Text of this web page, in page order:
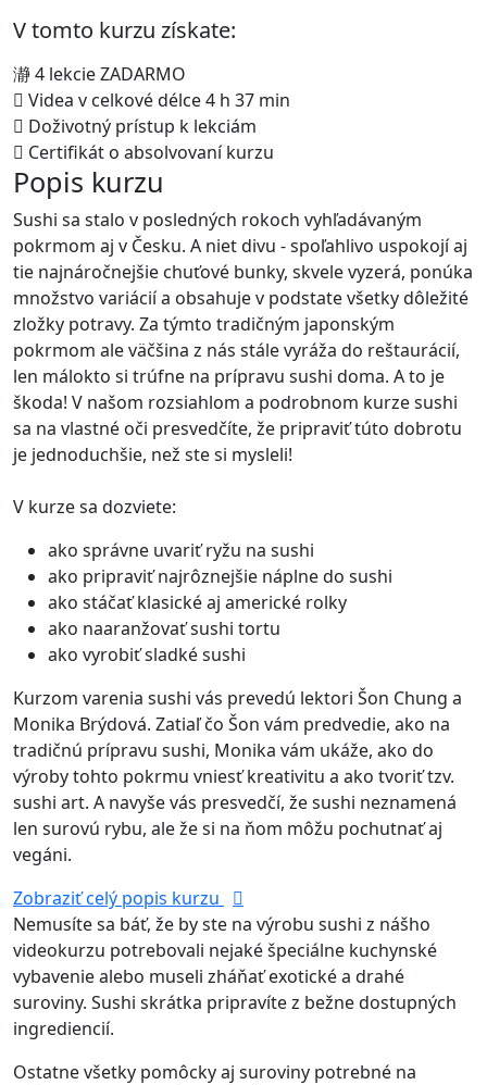
V tomto kurzu získate:
4 lekcie ZADARMO
Videa v celkové délce 4 h 37 min
Doživotný prístup k lekciám
Certifikát o absolvovaní kurzu
Popis kurzu
Sushi sa stalo v posledných rokoch vyhľadávaným
pokrmom aj v Česku. A niet divu - spoľahlivo uspokojí aj
tie najnáročnejšie chuťové bunky, skvele vyzerá, ponúka
množstvo variácií a obsahuje v podstate všetky dôležité
zložky potravy. Za týmto tradičným japonským
pokrmom ale väčšina z nás stále vyráža do reštaurácií,
len málokto si trúfne na prípravu sushi doma. A to je
škoda! V našom rozsiahlom a podrobnom kurze sushi
sa na vlastné oči presvedčíte, že pripraviť túto dobrotu
je jednoduchšie, než ste si mysleli!
V kurze sa dozviete:
ako správne uvariť ryžu na sushi
ako pripraviť najrôznejšie náplne do sushi
ako stáčať klasické aj americké rolky
ako naaranžovať sushi tortu
ako vyrobiť sladké sushi
Kurzom varenia sushi vás prevedú lektori Šon Chung a
Monika Brýdová. Zatiaľ čo Šon vám predvedie, ako na
tradičnú prípravu sushi, Monika vám ukáže, ako do
výroby tohto pokrmu vniesť kreativitu a ako tvoriť tzv.
sushi art. A navyše vás presvedčí, že sushi neznamená
len surovú rybu, ale že si na ňom môžu pochutnať aj
vegáni.
Zobraziť celý popis kurzu
Nemusíte sa báť, že by ste na výrobu sushi z nášho
videokurzu potrebovali nejaké špeciálne kuchynské
vybavenie alebo museli zháňať exotické a drahé
suroviny. Sushi skrátka pripravíte z bežne dostupných
ingrediencií.
Ostatne všetky pomôcky aj suroviny potrebné na